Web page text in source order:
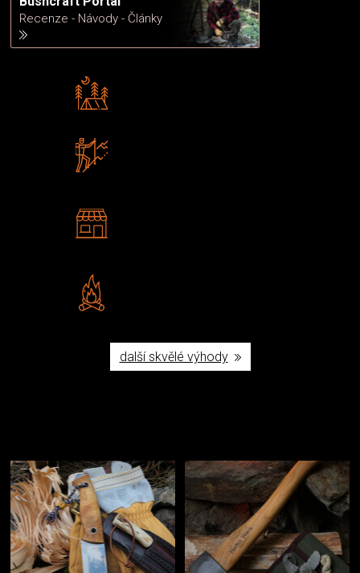
Recenze - Návody - Články
další skvělé výhody